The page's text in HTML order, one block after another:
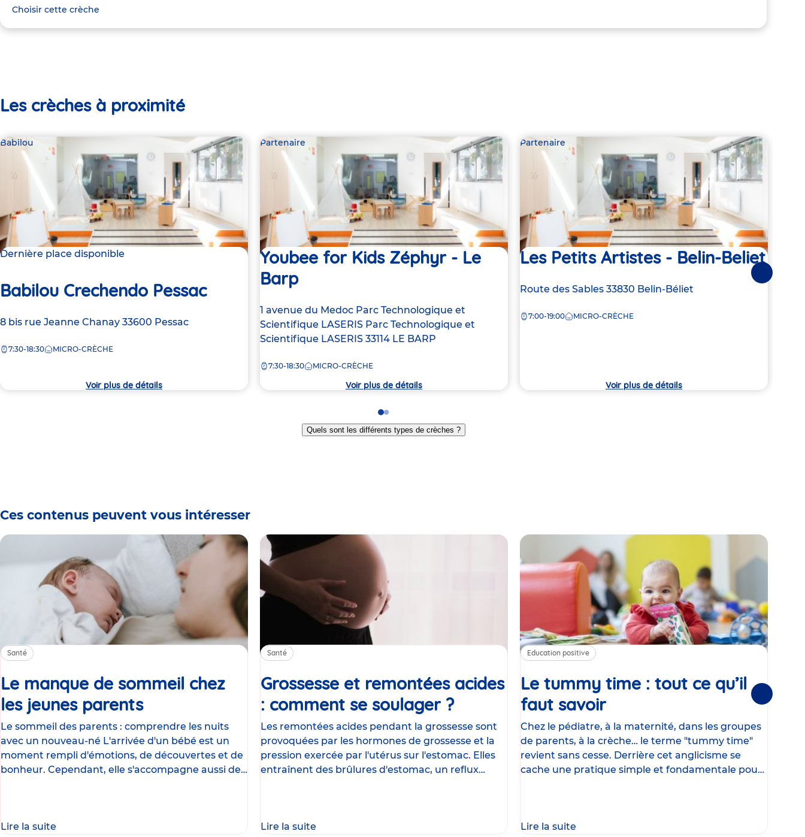
Choisir cette crèche
Les crèches à proximité
Babilou
Dernière place disponible
Babilou Crechendo Pessac
Adresse
la
8 bis rue Jeanne Chanay 33600 Pessac
7:30-18:30 MICRO-CRÈCHE
Voir plus de détails
Partenaire
Youbee for Kids Zéphyr - Le
Barp
Adresse
de
la
1 avenue du Medoc Parc Technologique et
Scientifique LASERIS Parc Technologique et
Scientifique LASERIS 33114 LE BARP
7:30-18:30 MICRO-CRÈCHE
Voir plus de détails
Partenaire
Les Petits Artistes - Belin-Beliet
Adresse
la
Route des Sables 33830 Belin-Béliet
7:00-19:00 MICRO-CRÈCHE
Voir plus de détails
Suivantes
Go
to
slide
Go
to
slide
Quels sont les différents types de crèches ?
Ces contenus peuvent vous intéresser
Santé
Le manque de sommeil chez
les jeunes parentsArticle
Le sommeil des parents : comprendre les nuits
avec un nouveau-né L'arrivée d'un bébé est un
moment rempli d'émotions, de découvertes et de
bonheur. Cependant, elle s'accompagne aussi de
Lire la suite
Santé
Grossesse et remontées acides
: comment se soulager ?Article
Les remontées acides pendant la grossesse sont
provoquées par les hormones de grossesse et la
pression exercée par l'utérus sur l'estomac. Elles
entraînent des brûlures d'estomac, un reflux
Lire la suite
Education positive
Le tummy time : tout ce qu’il
faut savoirArticle
Chez le pédiatre, à la maternité, dans les groupes
de parents, à la crèche… le terme "tummy time"
revient sans cesse. Derrière cet anglicisme se
cache une pratique simple et fondamentale pour
Lire la suite
Suivantes